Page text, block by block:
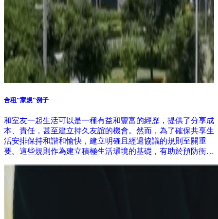
合租”家規“例子
和室友一起生活可以是一種有益和豐富的經歷，提供了分享成
本、責任，甚至建立持久友誼的機會。然而，為了確保共享生
活安排保持和諧和愉快，建立明確且經過協議的規則至關重
要。這些規則作為建立積極生活環境的基礎，有助於預防衝突